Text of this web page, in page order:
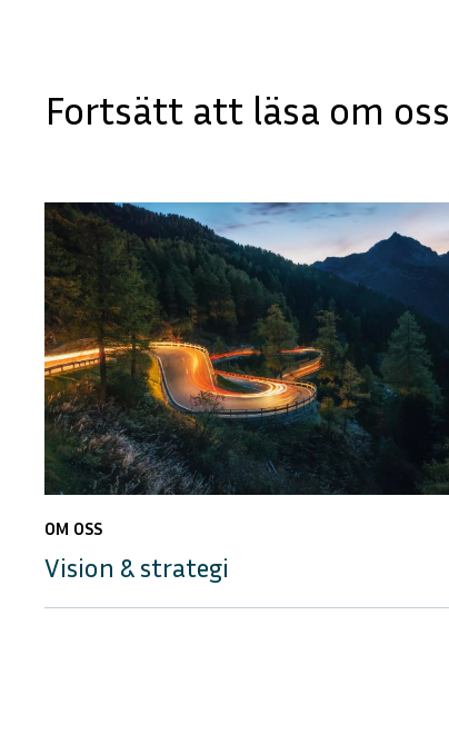
Fortsätt att läsa om oss
OM OSS
Vision & strategi